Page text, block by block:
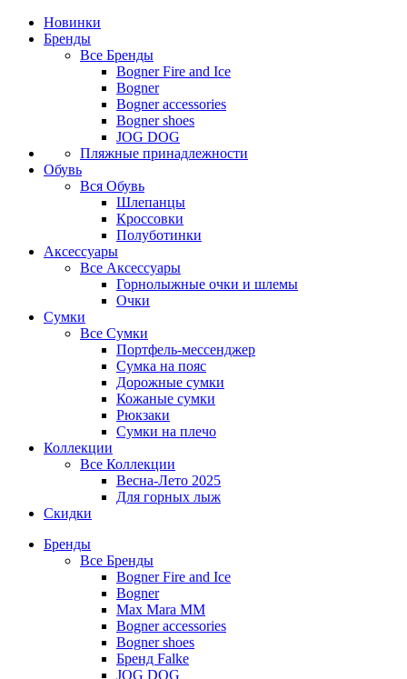
Новинки
Бренды
Все Бренды
Bogner Fire and Ice
Bogner
Bogner accessories
Bogner shoes
JOG DOG
Пляжные принадлежности
Обувь
Вся Обувь
Шлепанцы
Кроссовки
Полуботинки
Аксессуары
Все Аксессуары
Горнолыжные очки и шлемы
Очки
Сумки
Все Сумки
Портфель-мессенджер
Сумка на пояс
Дорожные сумки
Кожаные сумки
Рюкзаки
Сумки на плечо
Коллекции
Все Коллекции
Весна-Лето 2025
Для горных лыж
Скидки
Бренды
Все Бренды
Bogner Fire and Ice
Bogner
Max Mara MM
Bogner accessories
Bogner shoes
Бренд Falke
JOG DOG